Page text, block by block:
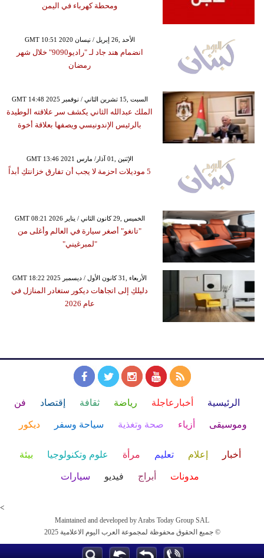
ومحطة كهرباء في اليمن
GMT 10:51 2020 الأحد ,26 إبريل / نيسان
انضمام هند جاد لـ "راديو9090" خلال شهر
رمضان
GMT 14:48 2025 السبت ,15 تشرين الثاني / نوفمبر
الملك عبدالله الثاني يكشف سر علاقته الوطيدة
بالرئيس الإندونيسي ويصفها بعلاقة أخوة
GMT 13:46 2021 الإثنين ,01 آذار/ مارس
5 موديلات احزمة لا يجب أن تفارق خزانتكِ أبداً
GMT 08:21 2026 الخميس ,29 كانون الثاني / يناير
"تانغو" أصغر سيارة في العالم وأغلى من
"لمبرغيني"
GMT 18:22 2025 الأربعاء ,31 كانون الأول / ديسمبر
دليلكِ إلى اتجاهات ديكور ستغادر المنازل في
عام 2026
الرئيسية أخبارعاجلة رياضة ثقافة إقتصاد فن
وموسيقى أزياء صحة وتغذية سياحة وسفر ديكور
أخبار إعلام تعليم مرأة علوم وتكنولوجيا بيئة
مدونات أبراج فيديو سيارات
<
Maintained and developed by Arabs Today Group SAL
جميع الحقوق محفوظة لمجموعة العرب اليوم الاعلامية 2025 ©